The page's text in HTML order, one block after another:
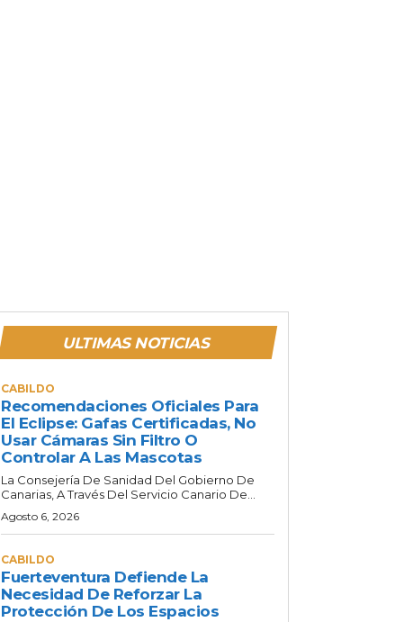
ULTIMAS NOTICIAS
CABILDO
Recomendaciones Oficiales Para
El Eclipse: Gafas Certificadas, No
Usar Cámaras Sin Filtro O
Controlar A Las Mascotas
La Consejería De Sanidad Del Gobierno De
Canarias, A Través Del Servicio Canario De...
Agosto 6, 2026
CABILDO
Fuerteventura Defiende La
Necesidad De Reforzar La
Protección De Los Espacios